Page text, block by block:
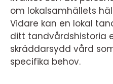
om lokalsamhällets
Vidare kan en lokal
ditt tandvårdshistoria
skräddarsydd vård
specifika behov.